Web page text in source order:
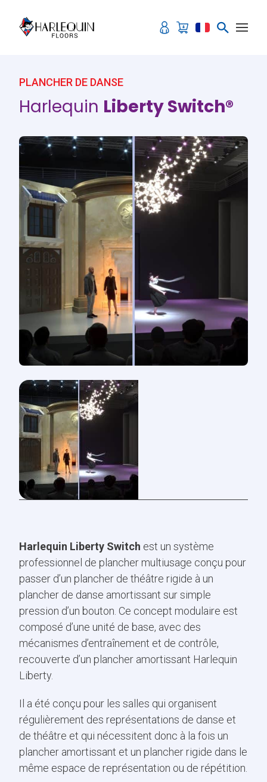
PLANCHER DE DANSE
Harlequin Liberty Switch®
Harlequin Liberty Switch est un système
professionnel de plancher multiusage conçu pour
passer d’un plancher de théâtre rigide à un
plancher de danse amortissant sur simple
pression d’un bouton. Ce concept modulaire est
composé d’une unité de base, avec des
mécanismes d’entraînement et de contrôle,
recouverte d’un plancher amortissant Harlequin
Liberty.
Il a été conçu pour les salles qui organisent
régulièrement des représentations de danse et
de théâtre et qui nécessitent donc à la fois un
plancher amortissant et un plancher rigide dans le
même espace de représentation ou de répétition.